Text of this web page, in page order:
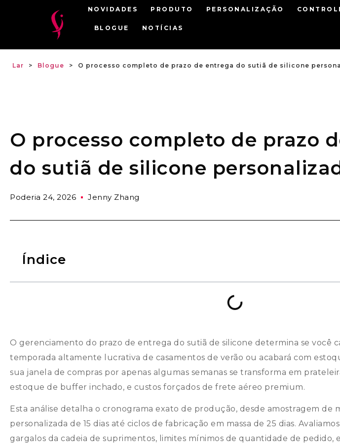
NOVIDADES PRODUTO PERSONALIZAÇÃO
BLOGUE NOTÍCIAS
Lar > Blogue > O processo completo de prazo de entrega do sutiã de silicone
O processo completo de prazo
do sutiã de silicone
Poderia 24, 2026 Jenny Zhang
Índice
O gerenciamento do prazo de entrega do sutiã de silicone determina se você
temporada altamente lucrativa de casamentos de verão ou acabará com
sua janela de compras por apenas algumas semanas se transforma em
estoque de buffer inchado, e custos forçados de frete aéreo premium.
Esta análise detalha o cronograma exato de produção, desde amostragem de
personalizada de 15 dias até ciclos de fabricação em massa de 25 dias.
gargalos da cadeia de suprimentos, limites mínimos de quantidade de pedido,